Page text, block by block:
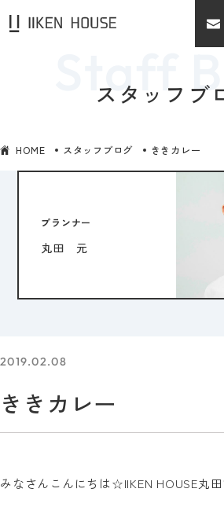
スタッフブ
HOME スタッフブログ ききカレー
プランナー
丸田 元
2019.02.08
ききカレー
みなさんこんにちは☆IIKEN HOUSE丸